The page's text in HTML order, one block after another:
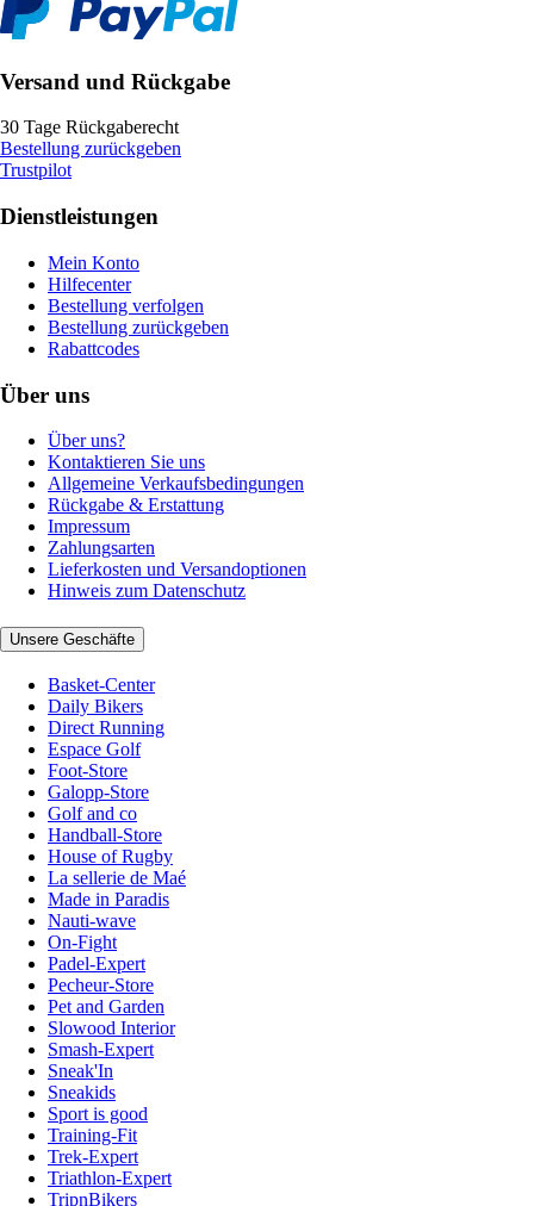
Versand und Rückgabe
30 Tage Rückgaberecht
Bestellung zurückgeben
Trustpilot
Dienstleistungen
Mein Konto
Hilfecenter
Bestellung verfolgen
Bestellung zurückgeben
Rabattcodes
Über uns
Über uns?
Kontaktieren Sie uns
Allgemeine Verkaufsbedingungen
Rückgabe & Erstattung
Impressum
Zahlungsarten
Lieferkosten und Versandoptionen
Hinweis zum Datenschutz
Unsere Geschäfte
Basket-Center
Daily Bikers
Direct Running
Espace Golf
Foot-Store
Galopp-Store
Golf and co
Handball-Store
House of Rugby
La sellerie de Maé
Made in Paradis
Nauti-wave
On-Fight
Padel-Expert
Pecheur-Store
Pet and Garden
Slowood Interior
Smash-Expert
Sneak'In
Sneakids
Sport is good
Training-Fit
Trek-Expert
Triathlon-Expert
TripnBikers